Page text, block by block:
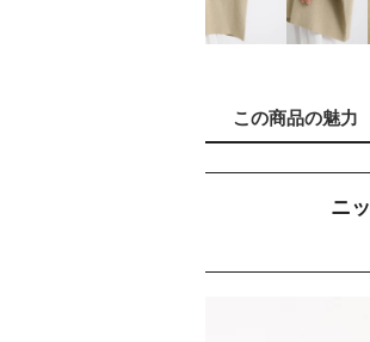
この商品の魅力
ニ